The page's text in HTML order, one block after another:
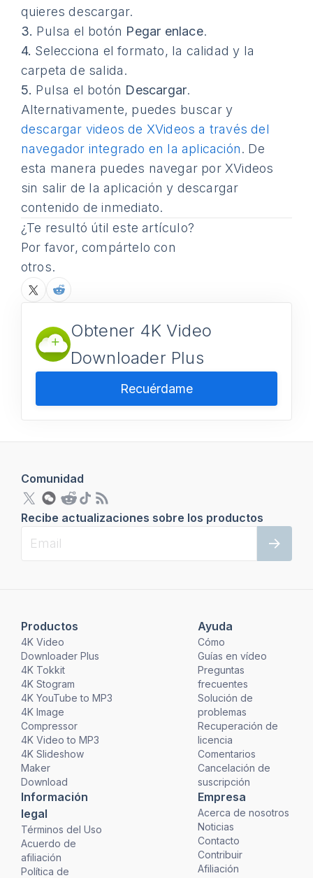
quieres descargar.
3. Pulsa el botón Pegar enlace.
4. Selecciona el formato, la calidad y la
carpeta de salida.
5. Pulsa el botón Descargar.
Alternativamente, puedes buscar y
descargar videos de XVideos a través del
navegador integrado en la aplicación. De
esta manera puedes navegar por XVideos
sin salir de la aplicación y descargar
contenido de inmediato.
¿Te resultó útil este artículo?
Por favor, compártelo con
otros.
Obtener 4K Video
Downloader Plus
Recuérdame
Productos
4K Video
Downloader Plus
4K Tokkit
4K Stogram
4K YouTube to MP3
4K Image
Compressor
4K Video to MP3
4K Slideshow
Maker
Download
Ayuda
Cómo
Guías en vídeo
Preguntas
frecuentes
Solución de
problemas
Recuperación de
licencia
Comentarios
Cancelación de
suscripción
Información
legal
Términos del Uso
Acuerdo de
afiliación
Política de
Empresa
Acerca de nosotros
Noticias
Contacto
Contribuir
Afiliación
Comunidad
Recibe actualizaciones sobre los productos